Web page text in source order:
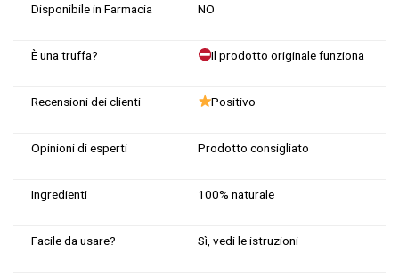
Disponibile in Farmacia NO
È una truffa? Il prodotto originale funziona
Recensioni dei clienti Positivo
Opinioni di esperti Prodotto consigliato
Ingredienti 100% naturale
Facile da usare? Sì, vedi le istruzioni